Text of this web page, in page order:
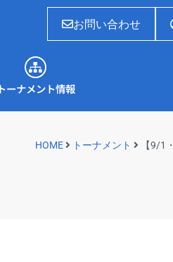
お問い合わせ
ーナメント情報
ーナメント情報
HOME トーナメント 【9/1